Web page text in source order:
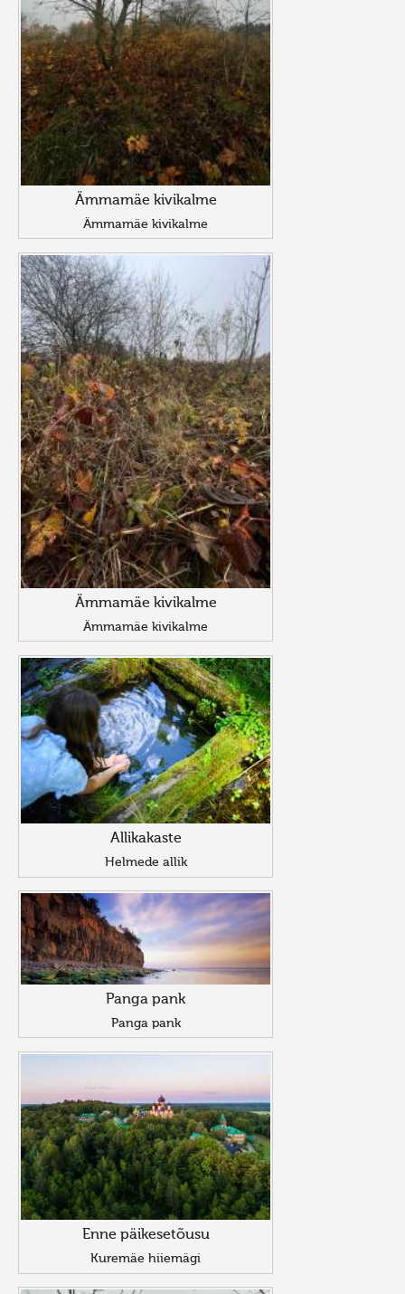
Ämmamäe kivikalme
Ämmamäe kivikalme
Ämmamäe kivikalme
Ämmamäe kivikalme
Allikakaste
Helmede allik
Panga pank
Panga pank
Enne päikesetõusu
Kuremäe hiiemägi